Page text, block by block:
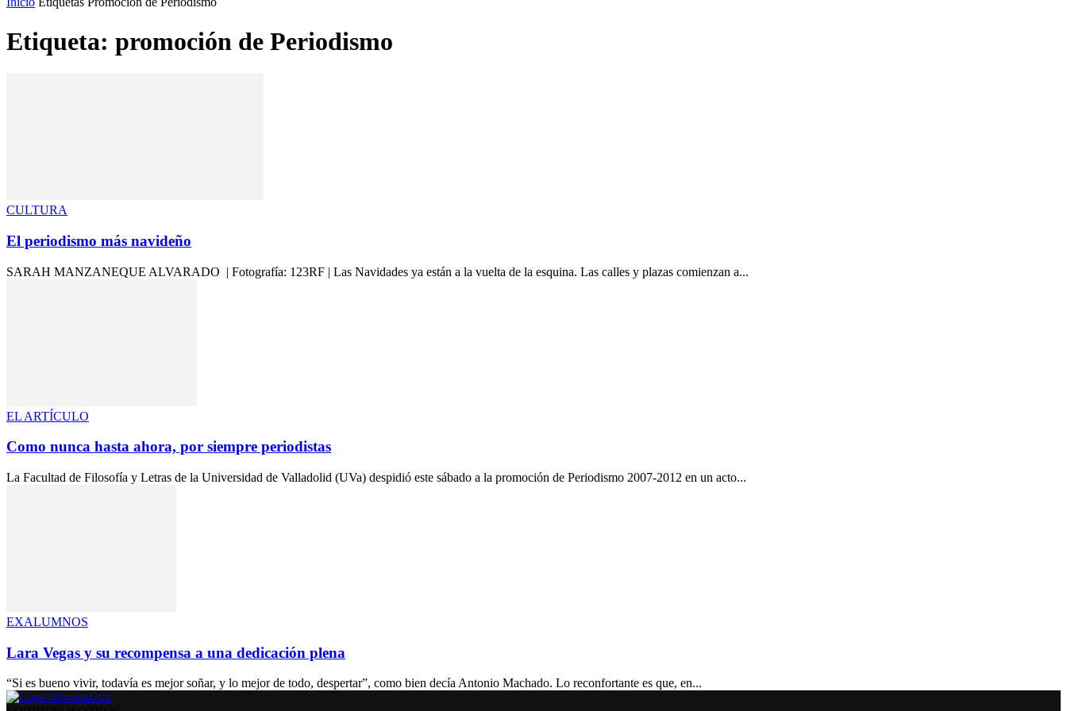
Etiqueta: promoción de Periodismo
CULTURA
El periodismo más navideño
SARAH MANZANEQUE ALVARADO | Fotografía: 123RF | Las Navidades ya están a la vuelta de la esquina. Las calles y plazas comienzan a...
EL ARTÍCULO
Como nunca hasta ahora, por siempre periodistas
La Facultad de Filosofía y Letras de la Universidad de Valladolid (UVa) despidió este sábado a la promoción de Periodismo 2007-2012 en un acto...
EXALUMNOS
Lara Vegas y su recompensa a una dedicación plena
“Si es bueno vivir, todavía es mejor soñar, y lo mejor de todo, despertar”, como bien decía Antonio Machado. Lo reconfortante es que, en...